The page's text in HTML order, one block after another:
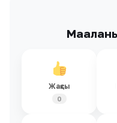
Жақсы
0